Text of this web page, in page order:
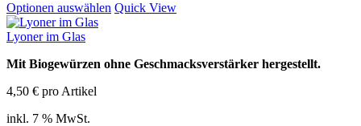
Optionen auswählen Quick View
Lyoner im Glas
Mit Biogewürzen ohne Geschmacksverstärker hergestellt.
4,50 € pro Artikel
inkl. 7 % MwSt.